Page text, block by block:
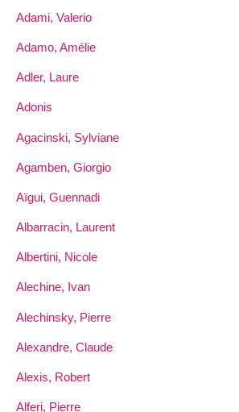
Adami, Valerio
Adamo, Amélie
Adler, Laure
Adonis
Agacinski, Sylviane
Agamben, Giorgio
Aïgui, Guennadi
Albarracin, Laurent
Albertini, Nicole
Alechine, Ivan
Alechinsky, Pierre
Alexandre, Claude
Alexis, Robert
Alferi, Pierre